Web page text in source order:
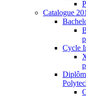
Catalogue
Cycle